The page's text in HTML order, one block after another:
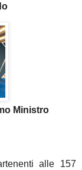
Ministro
alle 157